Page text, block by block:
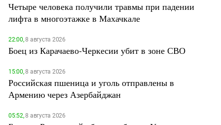
Четыре человека получили травмы при падении
лифта в многоэтажке в Махачкале
22:00,8 августа 2026
Боец из Карачаево-Черкесии убит в зоне СВО
15:00,8 августа 2026
Российская пшеница и уголь отправлены в
Армению через Азербайджан
05:52,8 августа 2026